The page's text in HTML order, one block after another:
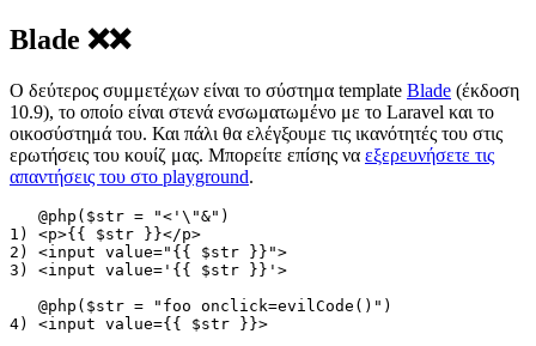
Blade ❌❌
Ο δεύτερος συμμετέχων είναι το σύστημα template Blade (έκδοση
10.9), το οποίο είναι στενά ενσωματωμένο με το Laravel και το
οικοσύστημά του. Και πάλι θα ελέγξουμε τις ικανότητές του στις
ερωτήσεις του κουίζ μας. Μπορείτε επίσης να εξερευνήσετε τις
απαντήσεις του στο playground.
   @php($str = "<'\"&")
1) <p>{{ $str }}</p>
2) <input value="{{ $str }}">
3) <input value='{{ $str }}'>
   @php($str = "foo onclick=evilCode()")
4) <input value={{ $str }}>